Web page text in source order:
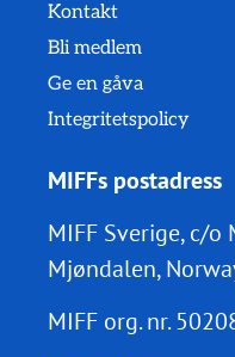
Kontakt
Bli medlem
Ge en gåva
Integritetspolicy
MIFFs postadress
MIFF Sverige, c/o
Mjøndalen,
MIFF org. nr.